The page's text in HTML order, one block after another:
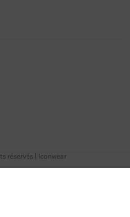
réservés | Iconwear